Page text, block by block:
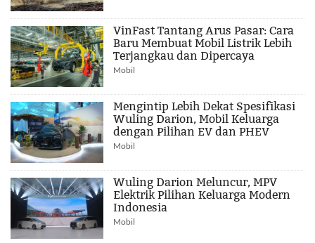
VinFast Tantang Arus Pasar: Cara
Baru Membuat Mobil Listrik Lebih
Terjangkau dan Dipercaya
Mobil
Mengintip Lebih Dekat Spesifikasi
Wuling Darion, Mobil Keluarga
dengan Pilihan EV dan PHEV
Mobil
Wuling Darion Meluncur, MPV
Elektrik Pilihan Keluarga Modern
Indonesia
Mobil